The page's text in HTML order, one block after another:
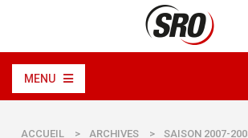
MENU
ACCUEIL > ARCHIVES > SAISON 2007-